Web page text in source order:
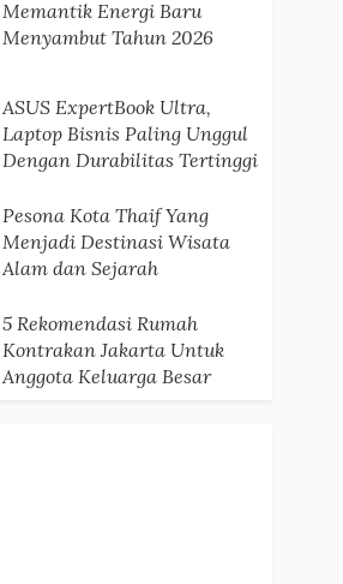
Memantik Energi Baru
Menyambut Tahun 2026
ASUS ExpertBook Ultra,
Laptop Bisnis Paling Unggul
Dengan Durabilitas Tertinggi
Pesona Kota Thaif Yang
Menjadi Destinasi Wisata
Alam dan Sejarah
5 Rekomendasi Rumah
Kontrakan Jakarta Untuk
Anggota Keluarga Besar